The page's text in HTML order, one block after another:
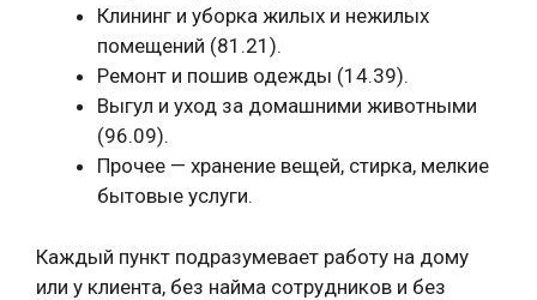
Клининг и уборка жилых и нежилых
помещений (81.21).
Ремонт и пошив одежды (14.39).
Выгул и уход за домашними животными
(96.09).
Прочее — хранение вещей, стирка, мелкие
бытовые услуги.
Каждый пункт подразумевает работу на дому
или у клиента, без найма сотрудников и без